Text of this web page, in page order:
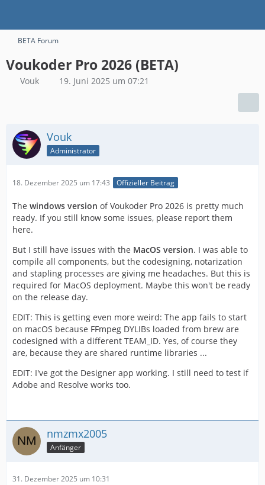
BETA Forum
Voukoder Pro 2026 (BETA)
Vouk 19. Juni 2025 um 07:21
Vouk
Administrator
18. Dezember 2025 um 17:43 Offizieller Beitrag
The windows version of Voukoder Pro 2026 is pretty much
ready. If you still know some issues, please report them
here.
But I still have issues with the MacOS version. I was able to
compile all components, but the codesigning, notarization
and stapling processes are giving me headaches. But this is
required for MacOS deployment. Maybe this won't be ready
on the release day.
EDIT: This is getting even more weird: The app fails to start
on macOS because FFmpeg DYLIBs loaded from brew are
codesigned with a different TEAM_ID. Yes, of course they
are, because they are shared runtime libraries ...
EDIT: I've got the Designer app working. I still need to test if
Adobe and Resolve works too.
nmzmx2005
Anfänger
31. Dezember 2025 um 10:31